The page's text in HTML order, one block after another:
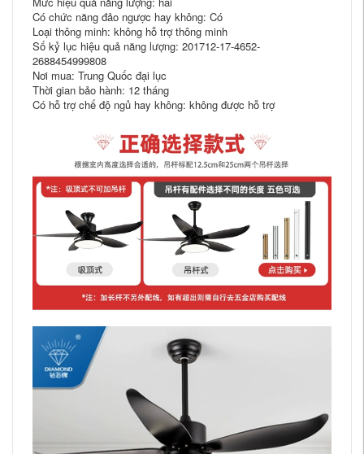
Có chức năng đảo ngược hay không: Có
Loại thông minh: không hỗ trợ thông minh
Số kỷ lục hiệu quả năng lượng: 201712-17-4652-
2688454999808
Nơi mua: Trung Quốc đại lục
Thời gian bảo hành: 12 tháng
Có hỗ trợ chế độ ngủ hay không: không được hỗ trợ